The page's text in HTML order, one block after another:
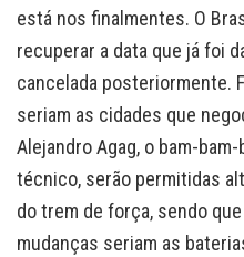
está nos finalmentes. O
recuperar a data que já foi
cancelada posteriormente.
seriam as cidades que
Alejandro Agag, o bam-
técnico, serão permitidas
do trem de força, sendo que
mudanças seriam as